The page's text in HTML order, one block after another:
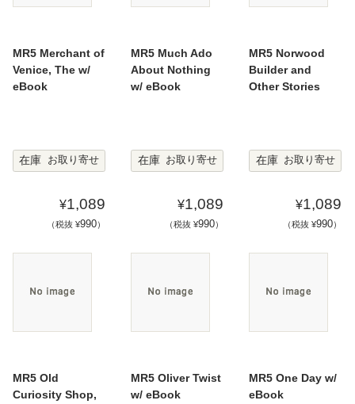
MR5 Merchant of
Venice, The w/
eBook
在庫 お取り寄せ
¥1,089
（税抜 ¥990）
MR5 Much Ado
About Nothing
w/ eBook
在庫 お取り寄せ
¥1,089
（税抜 ¥990）
MR5 Norwood
Builder and
Other Stories
在庫 お取り寄せ
¥1,089
（税抜 ¥990）
MR5 Old
Curiosity Shop,
MR5 Oliver Twist
w/ eBook
MR5 One Day w/
eBook